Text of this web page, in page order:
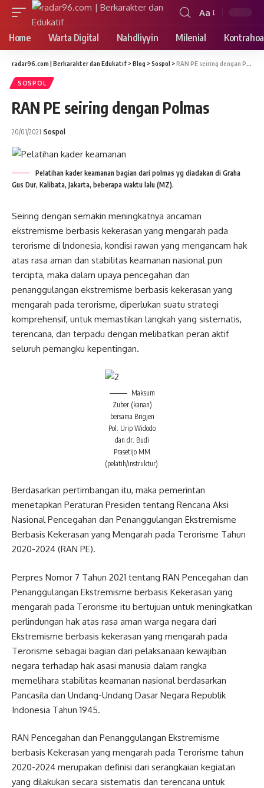
Font
Resizer
Aa
Home Warta Digital Nahdliyyin Milenial
radar96.com | Berkarakter dan Edukatif >Blog >Sospol >RAN PE seiring dengan Polmas
SOSPOL
RAN PE seiring dengan Polmas
20/01/2021 Sospol
Pelatihan kader keamanan bagian dari polmas yg diadakan di Graha
Gus Dur, Kalibata, Jakarta, beberapa waktu lalu (MZ).
Seiring dengan semakin meningkatnya ancaman
ekstremisme berbasis kekerasan yang mengarah pada
terorisme di lndonesia, kondisi rawan yang mengancam hak
atas rasa aman dan stabilitas keamanan nasional pun
tercipta, maka dalam upaya pencegahan dan
penanggulangan ekstremisme berbasis kekerasan yang
mengarah pada terorisme, diperlukan suatu strategi
komprehensif, untuk memastikan langkah yang sistematis,
terencana, dan terpadu dengan melibatkan peran aktif
seluruh pemangku kepentingan.
Maksum
Zuber (kanan)
bersama Brigjen
Pol. Urip Widodo
dan dr. Budi
Prasetijo MM
(pelatih/instruktur).
Berdasarkan pertimbangan itu, maka pemerintan
menetapkan Peraturan Presiden tentang Rencana Aksi
Nasional Pencegahan dan Penanggulangan Ekstremisme
Berbasis Kekerasan yang Mengarah pada Terorisme Tahun
2020-2024 (RAN PE).
Perpres Nomor 7 Tahun 2021 tentang RAN Pencegahan dan
Penanggulangan Ekstremisme berbasis Kekerasan yang
mengarah pada Terorisme itu bertujuan untuk meningkatkan
perlindungan hak atas rasa aman warga negara dari
Ekstremisme berbasis kekerasan yang mengarah pada
Terorisme sebagai bagian dari pelaksanaan kewajiban
negara terhadap hak asasi manusia dalam rangka
memelihara stabilitas keamanan nasional berdasarkan
Pancasila dan Undang-Undang Dasar Negara Republik
Indonesia Tahun 1945.
RAN Pencegahan dan Penanggulangan Ekstremisme
berbasis Kekerasan yang mengarah pada Terorisme tahun
2020-2024 merupakan definisi dari serangkaian kegiatan
yang dilakukan secara sistematis dan terencana untuk